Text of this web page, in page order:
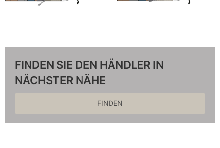
FINDEN SIE DEN HÄNDLER IN
NÄCHSTER NÄHE
FINDEN